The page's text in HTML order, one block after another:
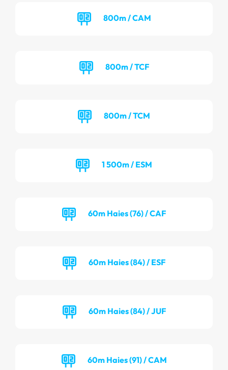
800m / CAM
800m / TCF
800m / TCM
1 500m / ESM
60m Haies (76) / CAF
60m Haies (84) / ESF
60m Haies (84) / JUF
60m Haies (91) / CAM